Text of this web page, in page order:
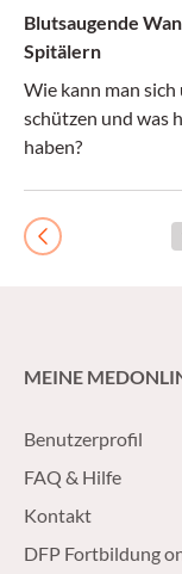
Blutsaugende
Spitälern
Wie kann man
schützen und was
haben?
Previous
MEINE
Benutzerprofil
FAQ & Hilfe
Kontakt
DFP Fortbildung